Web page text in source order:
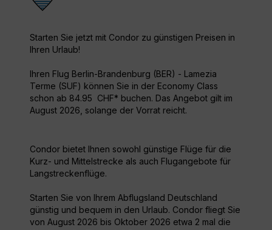
Starten Sie jetzt mit Condor zu günstigen Preisen in
Ihren Urlaub!
Ihren Flug Berlin-Brandenburg (BER) - Lamezia
Terme (SUF) können Sie in der Economy Class
schon ab 84.95 CHF* buchen. Das Angebot gilt im
August 2026, solange der Vorrat reicht.
Condor bietet Ihnen sowohl günstige Flüge für die
Kurz- und Mittelstrecke als auch Flugangebote für
Langstreckenflüge.
Starten Sie von Ihrem Abflugsland Deutschland
günstig und bequem in den Urlaub. Condor fliegt Sie
von August 2026 bis Oktober 2026 etwa 2 mal die